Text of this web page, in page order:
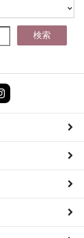
検索